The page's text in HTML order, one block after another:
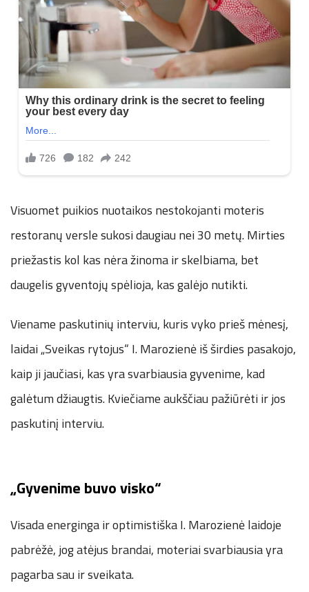
Visuomet puikios nuotaikos nestokojanti moteris
restoranų versle sukosi daugiau nei 30 metų. Mirties
priežastis kol kas nėra žinoma ir skelbiama, bet
daugelis gyventojų spėlioja, kas galėjo nutikti.
Viename paskutinių interviu, kuris vyko prieš mėnesį,
laidai „Sveikas rytojus“ I. Marozienė iš širdies pasakojo,
kaip ji jaučiasi, kas yra svarbiausia gyvenime, kad
galėtum džiaugtis. Kviečiame aukščiau pažiūrėti ir jos
paskutinį interviu.
„Gyvenime buvo visko“
Visada energinga ir optimistiška I. Marozienė laidoje
pabrėžė, jog atėjus brandai, moteriai svarbiausia yra
pagarba sau ir sveikata.